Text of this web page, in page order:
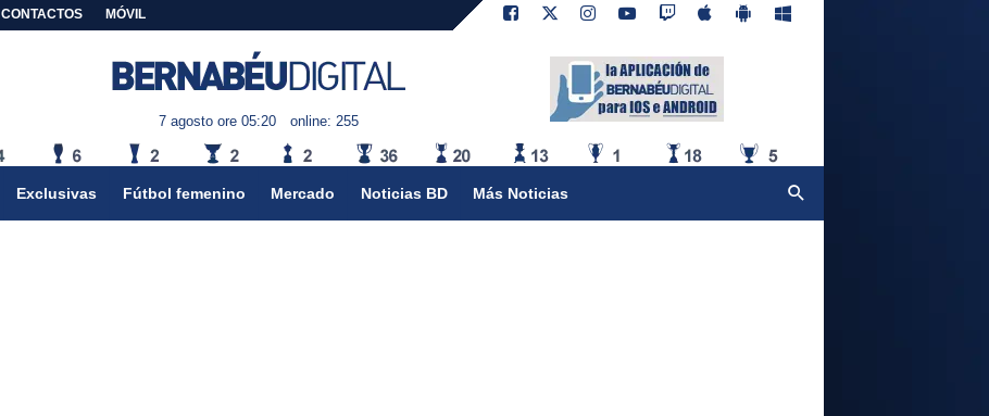
CONTACTOS MÓVIL
7 agosto ore 05:20 online: 255
Exclusivas Fútbol femenino Mercado Noticias BD Más Noticias